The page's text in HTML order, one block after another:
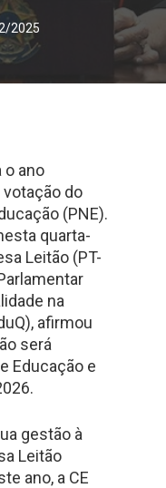
2025
o ano
votação do
(PNE).
quarta-
Leitão (PT-
na
afirmou
será
Educação e
gestão à
Leitão
ano, a CE